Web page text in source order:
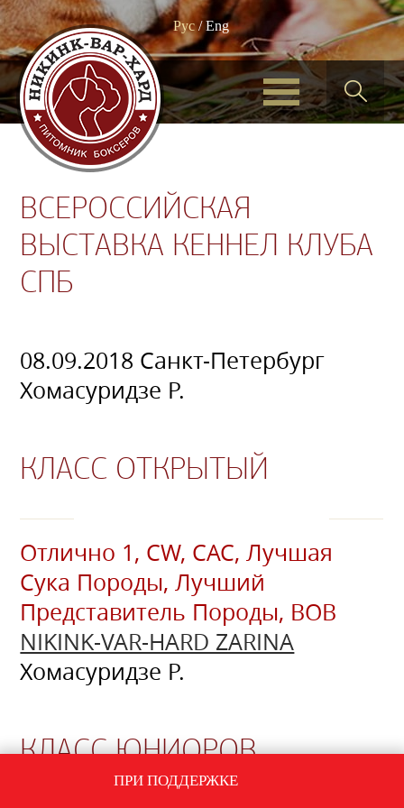
Рус/Eng
ВСЕРОССИЙСКАЯ
ВЫСТАВКА КЕННЕЛ КЛУБА
СПБ
08.09.2018 Санкт-Петербург
Хомасуридзе Р.
КЛАСС ОТКРЫТЫЙ
Отлично 1, CW, CAC, Лучшая
Сука Породы, Лучший
Представитель Породы, ВОВ
NIKINK-VAR-HARD ZARINA
Хомасуридзе Р.
КЛАСС ЮНИОРОВ
ПРИ ПОДДЕРЖКЕ